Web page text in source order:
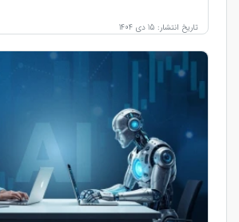
تاریخ انتشار: 15 دی 1404